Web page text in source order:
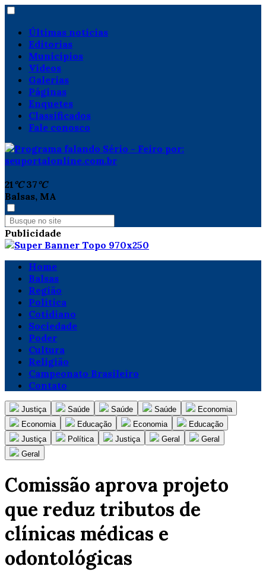
Últimas notícias
Editorias
Municípios
Vídeos
Galerias
Páginas
Enquetes
Classificados
Fale conosco
21°C 37°C
Balsas, MA
Publicidade
Home
Balsas
Região
Política
Cotidiano
Sociedade
Poder
Cultura
Religião
Campeonato Brasileiro
Contato
Justiça Saúde Saúde Saúde
Economia
Economia
Educação Economia
Educação
Justiça
Política Justiça Geral
Geral
Geral
Comissão aprova projeto
que reduz tributos de
clínicas médicas e
odontológicas